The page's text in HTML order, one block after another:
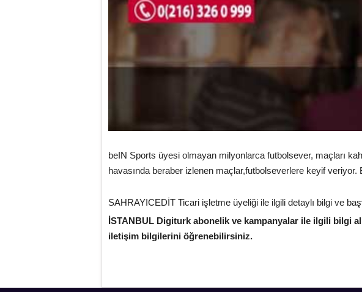
beIN Sports üyesi olmayan milyonlarca futbolsever, maçları
havasında beraber izlenen maçlar,futbolseverlere keyif
SAHRAYICEDİT Ticari işletme üyeliği ile ilgili detaylı bilgi ve
İSTANBUL Digiturk abonelik ve kampanyalar ile ilgili bilgi
iletişim bilgilerini öğrenebilirsiniz.